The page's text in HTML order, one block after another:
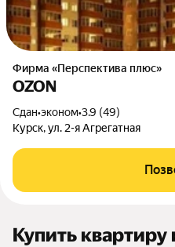
Фирма «Перспектива плюс»
OZON
Сдан•эконом•3.9 (49)
Курск,ул. 2-я Агрегатная
Купить квартиру